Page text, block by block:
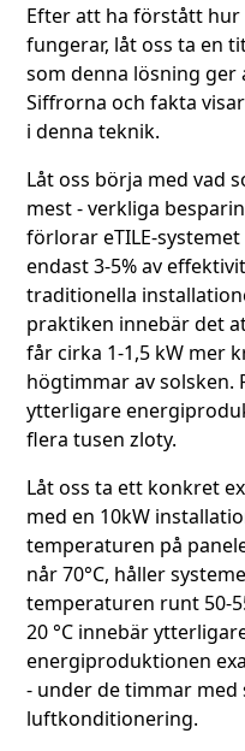
Efter att ha förstått hur
fungerar, låt oss ta en
som denna lösning ger
Siffrorna och fakta
i denna teknik.
Låt oss börja med vad
mest - verkliga
förlorar eTILE-
endast 3-5% av
traditionella
praktiken innebär det
får cirka 1-1,5 kW mer
högtimmar av solsken.
ytterligare
flera tusen zloty.
Låt oss ta ett konkret
med en 10kW
temperaturen på
når 70°C, håller
temperaturen runt 50-
20 °C innebär
energiproduktionen
- under de timmar
luftkonditionering.